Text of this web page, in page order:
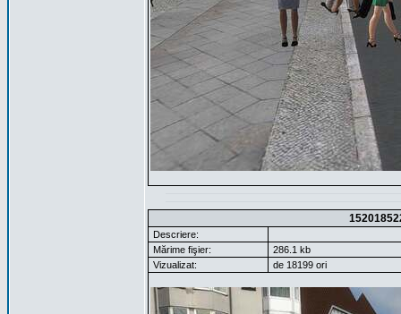
Descriere:
Mărime fişier:
286.1 kb
Vizualizat:
de 18199 ori